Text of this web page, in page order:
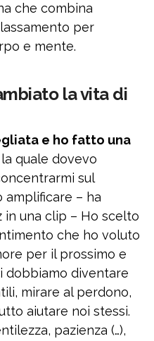
che combina
per
e mente.
la vita di
e ho fatto una
quale dovevo
sul
– ha
in una clip – Ho scelto
che ho voluto
per il prossimo e
dobbiamo diventare
mirare al perdono,
aiutare noi stessi.
pazienza (…),